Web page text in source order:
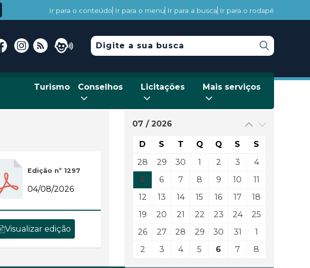
Ir para o conteúdo Ir para o menu Ir para a busca Ir para o rodapé
Turismo Conselhos Licitações Mais serviços
Edição nº 1297
04/08/2026
Visualizar edição
07 / 2026
D S T Q Q S
S
28
29 30 1 2 3
4
5
6 7 8 9 10
11
12
13 14 15 16 17
18
19
20 21 22 23 24
25
26
27 28 29 30 31
1
2
3 4 5 6 7 8